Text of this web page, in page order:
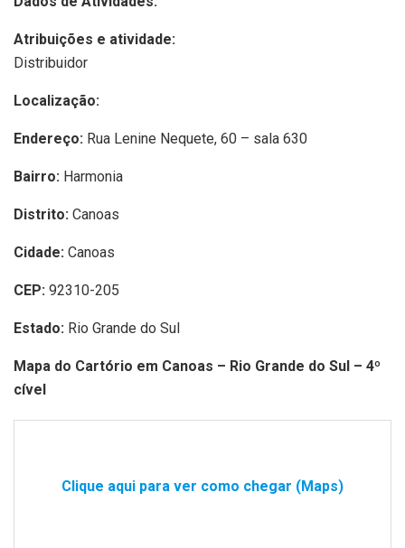
Atribuições e atividade:
Distribuidor
Localização:
Endereço: Rua Lenine Nequete, 60 – sala 630
Bairro: Harmonia
Distrito: Canoas
Cidade: Canoas
CEP: 92310-205
Estado: Rio Grande do Sul
Mapa do Cartório em Canoas – Rio Grande do Sul – 4º
cível
Clique aqui para ver como chegar (Maps)